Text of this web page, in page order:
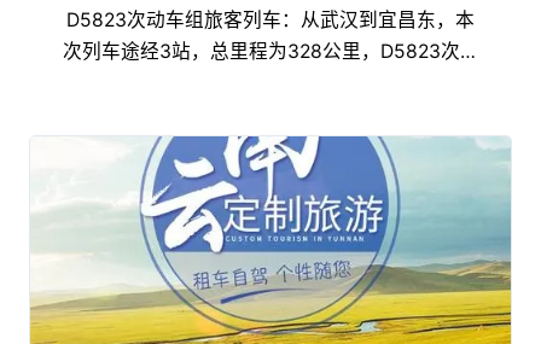
D5823次动车组旅客列车：从武汉到宜昌东，本
次列车途经3站，总里程为328公里，D5823次动
站时间等。